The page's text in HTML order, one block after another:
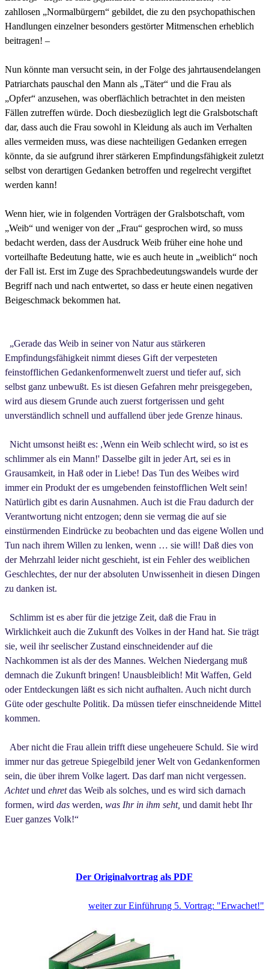
zahllosen „Normalbürgern“ gebildet, die zu den psychopathischen
Handlungen einzelner besonders gestörter Mitmenschen erheblich
beitragen! –
Nun könnte man versucht sein, in der Folge des jahrtausendelangen
Patriarchats pauschal den Mann als „Täter“ und die Frau als
„Opfer“ anzusehen, was oberflächlich betrachtet in den meisten
Fällen zutreffen würde. Doch diesbezüglich legt die Gralsbotschaft
dar, dass auch die Frau sowohl in Kleidung als auch im Verhalten
alles vermeiden muss, was diese nachteiligen Gedanken erregen
könnte, da sie aufgrund ihrer stärkeren Empfindungsfähigkeit zuletzt
selbst von derartigen Gedanken betroffen und regelrecht vergiftet
werden kann!
Wenn hier, wie in folgenden Vorträgen der Gralsbotschaft, vom
„Weib“ und weniger von der „Frau“ gesprochen wird, so muss
bedacht werden, dass der Ausdruck Weib früher eine hohe und
vorteilhafte Bedeutung hatte, wie es auch heute in „weiblich“ noch
der Fall ist. Erst im Zuge des Sprachbedeutungswandels wurde der
Begriff nach und nach entwertet, so dass er heute einen negativen
Beigeschmack bekommen hat.
„Gerade das Weib in seiner von Natur aus stärkeren
Empfindungsfähigkeit nimmt dieses Gift der verpesteten
feinstofflichen Gedankenformenwelt zuerst und tiefer auf, sich
selbst ganz unbewußt. Es ist diesen Gefahren mehr preisgegeben,
wird aus diesem Grunde auch zuerst fortgerissen und geht
unverständlich schnell und auffallend über jede Grenze hinaus.
Nicht umsonst heißt es: ,Wenn ein Weib schlecht wird, so ist es
schlimmer als ein Mann!' Dasselbe gilt in jeder Art, sei es in
Grausamkeit, in Haß oder in Liebe! Das Tun des Weibes wird
immer ein Produkt der es umgebenden feinstofflichen Welt sein!
Natürlich gibt es darin Ausnahmen. Auch ist die Frau dadurch der
Verantwortung nicht entzogen; denn sie vermag die auf sie
einstürmenden Eindrücke zu beobachten und das eigene Wollen und
Tun nach ihrem Willen zu lenken, wenn … sie will! Daß dies von
der Mehrzahl leider nicht geschieht, ist ein Fehler des weiblichen
Geschlechtes, der nur der absoluten Unwissenheit in diesen Dingen
zu danken ist.
Schlimm ist es aber für die jetzige Zeit, daß die Frau in
Wirklichkeit auch die Zukunft des Volkes in der Hand hat. Sie trägt
sie, weil ihr seelischer Zustand einschneidender auf die
Nachkommen ist als der des Mannes. Welchen Niedergang muß
demnach die Zukunft bringen! Unausbleiblich! Mit Waffen, Geld
oder Entdeckungen läßt es sich nicht aufhalten. Auch nicht durch
Güte oder geschulte Politik. Da müssen tiefer einschneidende Mittel
kommen.
Aber nicht die Frau allein trifft diese ungeheuere Schuld. Sie wird
immer nur das getreue Spiegelbild jener Welt von Gedankenformen
sein, die über ihrem Volke lagert. Das darf man nicht vergessen.
Achtetund ehretdas Weib als solches, und es wird sich darnach
formen, wird das werden, was Ihr in ihm seht, und damit hebt Ihr
Euer ganzes Volk!“
Der Originalvortrag als PDF
weiter zur Einführung 5. Vortrag: "Erwachet!"